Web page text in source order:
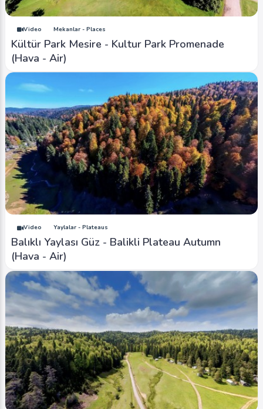
Video Mekanlar - Places
Kültür Park Mesire - Kultur Park Promenade
(Hava - Air)
Video Yaylalar - Plateaus
Balıklı Yaylası Güz - Balikli Plateau Autumn
(Hava - Air)